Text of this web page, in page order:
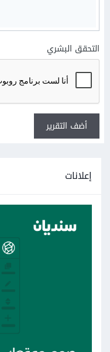
التحقق البشري
أضف التقرير
إعلانات